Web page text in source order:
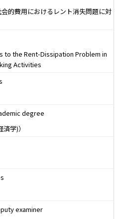
的費用におけるレント消失問題に対
to the Rent-Dissipation Problem in
Activities
degree
学)）
examiner